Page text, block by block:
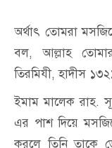
অর্থাৎ তোমরা
বল, আল্লাহ
তিরমিযী, হাদীস
ইমাম মালেক রাহ.
এর পাশ দিয়ে
করলে তিনি তাকে